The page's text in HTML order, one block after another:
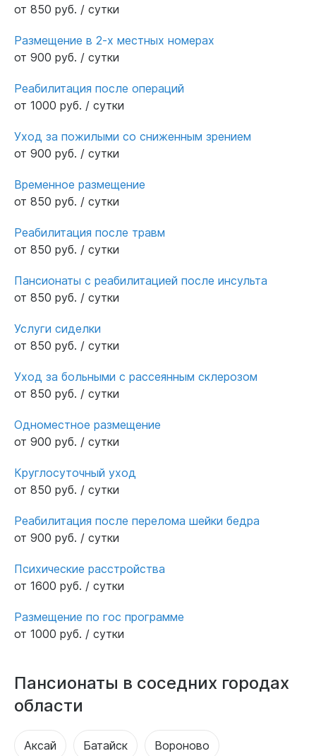
от 850 руб. / сутки
Размещение в 2-х местных номерах
от 900 руб. / сутки
Реабилитация после операций
от 1000 руб. / сутки
Уход за пожилыми со сниженным зрением
от 900 руб. / сутки
Временное размещение
от 850 руб. / сутки
Реабилитация после травм
от 850 руб. / сутки
Пансионаты с реабилитацией после инсульта
от 850 руб. / сутки
Услуги сиделки
от 850 руб. / сутки
Уход за больными с рассеянным склерозом
от 850 руб. / сутки
Одноместное размещение
от 900 руб. / сутки
Круглосуточный уход
от 850 руб. / сутки
Реабилитация после перелома шейки бедра
от 900 руб. / сутки
Психические расстройства
от 1600 руб. / сутки
Размещение по гос программе
от 1000 руб. / сутки
Пансионаты в соседних городах
области
Аксай Батайск Вороново